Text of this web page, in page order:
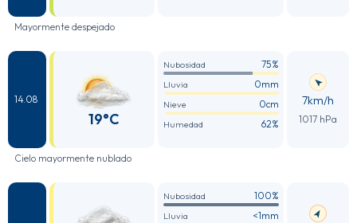
Mayormente despejado
14.08
19°C
Nubosidad 75%
Lluvia 0mm
Nieve 0cm
Humedad 62%
7km/h
1017 hPa
Cielo mayormente nublado
Nubosidad 100%
Lluvia <1mm